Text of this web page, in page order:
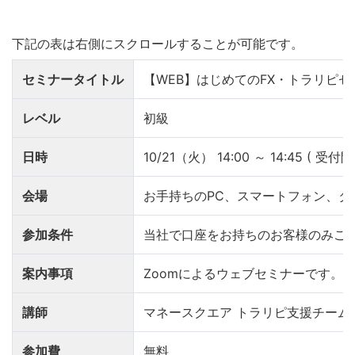
セミナータイトル 【WEB】はじめてのFX・トラリピ
レベル 初級
日時 10/21（火） 14:00 ～ 14:45 ( 受付
会場 お手持ちのPC、スマートフォン、タ
参加条件 当社で口座をお持ちのお客様のみご
案内事項 Zoomによるウェブセミナーです。
講師 マネースクエア トラリピ支援チーム
参加費 無料